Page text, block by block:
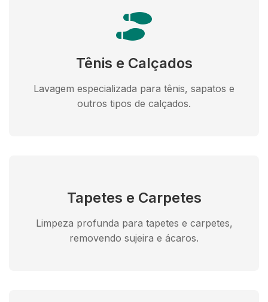
Tênis e Calçados
Lavagem especializada para tênis, sapatos e
outros tipos de calçados.
Tapetes e Carpetes
Limpeza profunda para tapetes e carpetes,
removendo sujeira e ácaros.